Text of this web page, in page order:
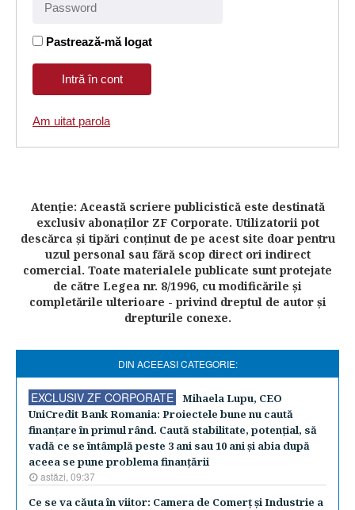
Pastrează-mă logat
Am uitat parola
Atenţie: Această scriere publicistică este destinată
exclusiv abonaţilor ZF Corporate. Utilizatorii pot
descărca şi tipări conţinut de pe acest site doar pentru
uzul personal sau fără scop direct ori indirect
comercial. Toate materialele publicate sunt protejate
de către Legea nr. 8/1996, cu modificările şi
completările ulterioare - privind dreptul de autor şi
drepturile conexe.
DIN ACEEASI CATEGORIE:
EXCLUSIV ZF CORPORATE
Mihaela Lupu, CEO
UniCredit Bank Romania: Proiectele bune nu caută
finanţare în primul rând. Caută stabilitate, potenţial, să
vadă ce se întâmplă peste 3 ani sau 10 ani şi abia după
aceea se pune problema finanţării
astăzi, 09:37
Ce se va căuta în viitor: Camera de Comerţ şi Industrie a